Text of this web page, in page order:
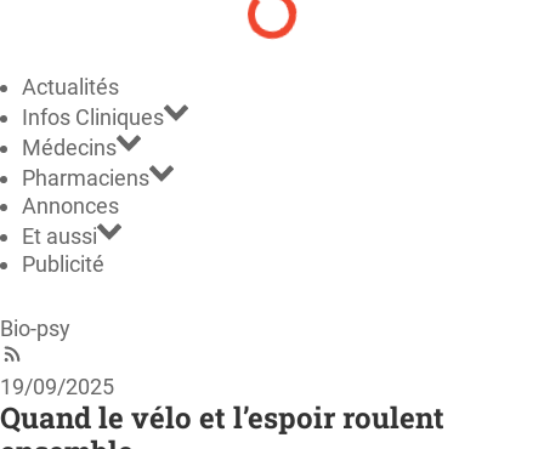
Actualités
Infos Cliniques
Médecins
Pharmaciens
Annonces
Et aussi
Publicité
Bio-psy
19/09/2025
Quand le vélo et l’espoir roulent